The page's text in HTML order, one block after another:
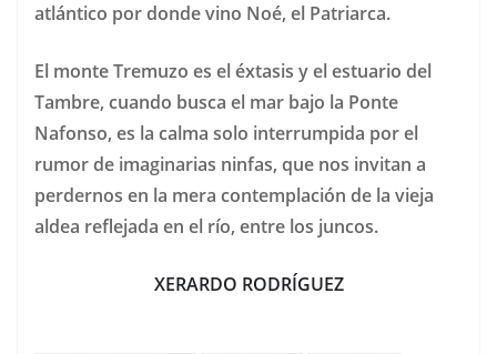
atlántico por donde vino Noé, el Patriarca.
El monte Tremuzo es el éxtasis y el estuario del
Tambre, cuando busca el mar bajo la Ponte
Nafonso, es la calma solo interrumpida por el
rumor de imaginarias ninfas, que nos invitan a
perdernos en la mera contemplación de la vieja
aldea reflejada en el río, entre los juncos.
XERARDO RODRÍGUEZ